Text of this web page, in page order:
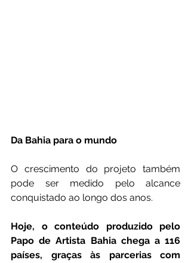
Da Bahia para o mundo
O crescimento do projeto também
pode ser medido pelo alcance
conquistado ao longo dos anos.
Hoje, o conteúdo produzido pelo
Papo de Artista Bahia chega a 116
países, graças às parcerias com